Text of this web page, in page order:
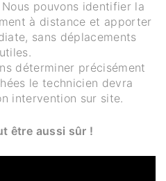
pouvons identifier la
à distance et apporter
sans déplacements
déterminer précisément
le technicien devra
intervention sur site.
être aussi sûr !